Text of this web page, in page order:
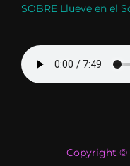
SOBRE Llueve en el
Copyright ©